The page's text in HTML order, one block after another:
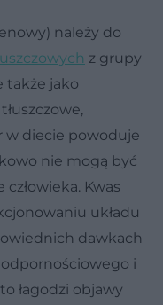
należy do
z grupy
także jako
w diecie powoduje
nie mogą być
Kwas
układu
dawkach
i
łagodzi objawy